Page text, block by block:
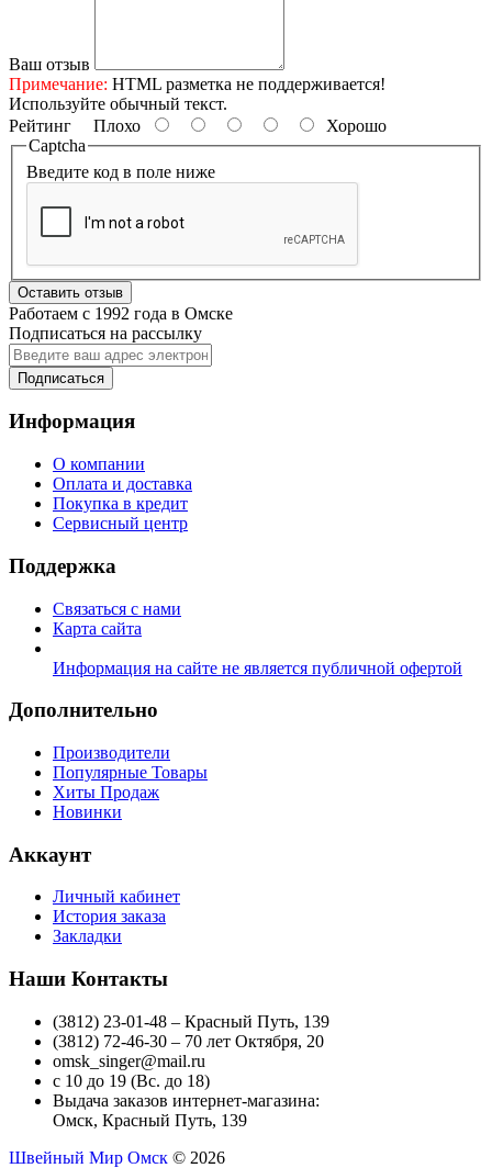
Ваш отзыв
Примечание: HTML разметка не поддерживается!
Используйте обычный текст.
Рейтинг Плохо
Хорошо
Captcha
Введите код в поле ниже
Оставить отзыв
Работаем с 1992 года в Омске
Подписаться на рассылку
Подписаться
Информация
О компании
Оплата и доставка
Покупка в кредит
Сервисный центр
Поддержка
Связаться с нами
Карта сайта
Информация на сайте не является публичной офертой
Дополнительно
Производители
Популярные Товары
Хиты Продаж
Новинки
Аккаунт
Личный кабинет
История заказа
Закладки
Наши Контакты
(3812) 23-01-48 – Красный Путь, 139
(3812) 72-46-30 – 70 лет Октября, 20
omsk_singer@mail.ru
с 10 до 19 (Вс. до 18)
Выдача заказов интернет-магазина:
Омск, Красный Путь, 139
Швейный Мир Омск © 2026